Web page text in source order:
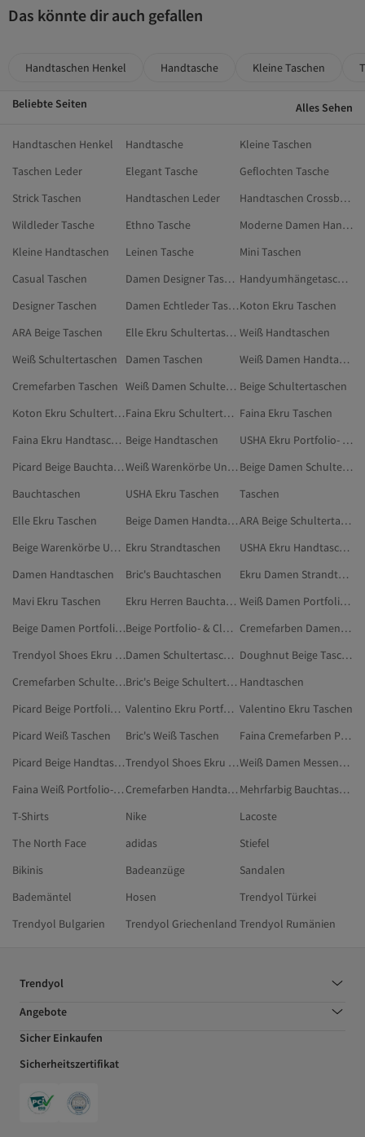
Das könnte dir auch gefallen
Handtaschen Henkel Handtasche Kleine Taschen
Beliebte Seiten Alles Sehen
Handtaschen Henkel Handtasche
Kleine Taschen
Taschen Leder
Elegant Tasche
Geflochten Tasche
Strick Taschen
Handtaschen Leder
Handtaschen Crossbody
Wildleder Tasche
Ethno Tasche
Moderne Damen Handtaschen
Kleine Handtaschen
Leinen Tasche
Mini Taschen
Casual Taschen
Damen Designer Taschen
Handyumhängetaschen
Designer Taschen
Damen Echtleder TaschenKoton Ekru Taschen
ARA Beige Taschen
Elle Ekru Schultertaschen Weiß Handtaschen
Weiß Schultertaschen
Damen Taschen
Weiß Damen Handtaschen
Cremefarben Taschen
Weiß Damen Schultertaschen Beige Schultertaschen
Koton Ekru Schultertaschen
Faina Ekru Schultertaschen Faina Ekru Taschen
Faina Ekru Handtaschen Beige Handtaschen
USHA Ekru Portfolio- & Clutch-Taschen
Picard Beige Bauchtaschen
Weiß Warenkörbe Und Einkaufstaschen
Beige Damen Schultertaschen
Bauchtaschen
USHA Ekru Taschen
Taschen
Elle Ekru Taschen
Beige Damen Handtaschen
ARA Beige Schultertaschen
Beige Warenkörbe Und Einkaufstaschen Ekru Strandtaschen
USHA Ekru Handtaschen
Damen Handtaschen
Bric's Bauchtaschen
Ekru Damen Strandtaschen
Mavi Ekru Taschen
Ekru Herren Bauchtaschen
Weiß Damen Portfolio- & Clutch-Taschen
Beige Damen Portfolio- & Clutch-Taschen
Beige Portfolio- & Clutch-Taschen
Cremefarben Damen Taschen
Trendyol Shoes Ekru Schultertaschen
Damen Schultertaschen
Doughnut Beige Taschen
Cremefarben Schultertaschen
Bric's Beige Schultertaschen Handtaschen
Picard Beige Portfolio- & Clutch-Taschen
Valentino Ekru Portfolio- & Clutch-Taschen Valentino Ekru Taschen
Picard Weiß Taschen
Bric's Weiß Taschen
Faina Cremefarben Portfolio- & Clutch-Taschen
Picard Beige Handtaschen
Trendyol Shoes Ekru Taschen
Weiß Damen Messenger-Taschen
Faina Weiß Portfolio- & Clutch-Taschen
Cremefarben Handtaschen
Mehrfarbig Bauchtaschen
T-Shirts
Nike
Lacoste
The North Face
adidas
Stiefel
Bikinis
Badeanzüge
Sandalen
Bademäntel
Hosen
Trendyol Türkei
Trendyol Bulgarien
Trendyol Griechenland Trendyol Rumänien
Trendyol
Angebote
Sicher Einkaufen
Sicherheitszertifikat